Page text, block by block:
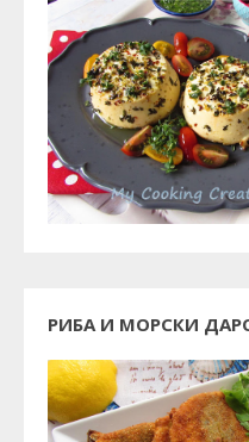
РИБА И МОРСКИ